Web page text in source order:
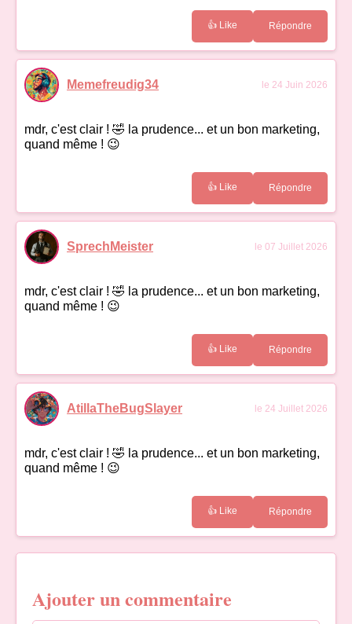
👍 Like Répondre
Memefreudig34 le 24 Juin 2026
mdr, c'est clair ! 🤣 la prudence... et un bon marketing,
quand même ! 😉
👍 Like Répondre
SprechMeister le 07 Juillet 2026
mdr, c'est clair ! 🤣 la prudence... et un bon marketing,
quand même ! 😉
👍 Like Répondre
AtillaTheBugSlayer le 24 Juillet 2026
mdr, c'est clair ! 🤣 la prudence... et un bon marketing,
quand même ! 😉
👍 Like Répondre
Ajouter un commentaire